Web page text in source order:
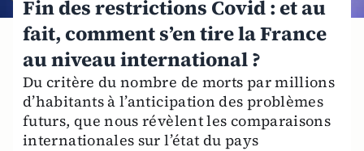
Fin des restrictions Covid : et au
fait, comment s’en tire la France
au niveau international ?
Du critère du nombre de morts par millions
d’habitants à l’anticipation des problèmes
futurs, que nous révèlent les comparaisons
internationales sur l’état du pays